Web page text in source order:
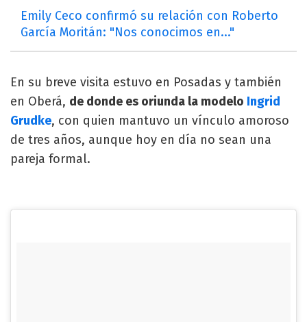
Emily Ceco confirmó su relación con Roberto
García Moritán: "Nos conocimos en..."
En su breve visita estuvo en Posadas y también
en Oberá, de donde es oriunda la modelo Ingrid
Grudke, con quien mantuvo un vínculo amoroso
de tres años, aunque hoy en día no sean una
pareja formal.